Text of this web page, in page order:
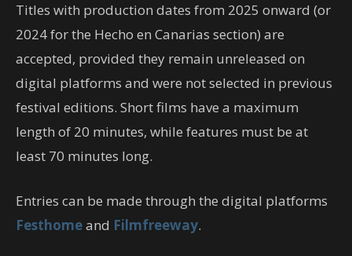
Titles with production dates from 2025 onward (or
2024 for the Hecho en Canarias section) are
accepted, provided they remain unreleased on
digital platforms and were not selected in previous
festival editions. Short films have a maximum
length of 20 minutes, while features must be at
least 70 minutes long.
Entries can be made through the digital platforms
Festhomeand Filmfreeway.